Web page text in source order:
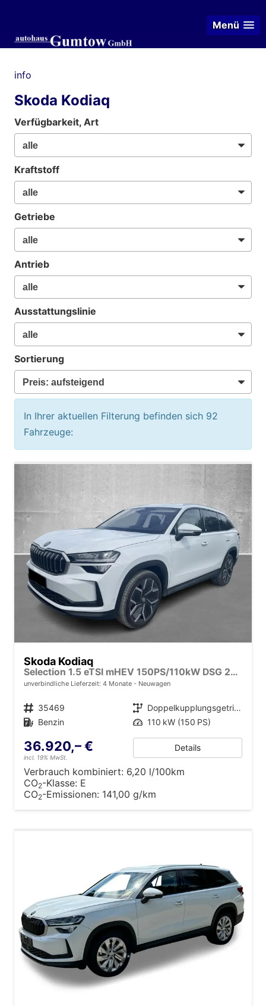
Menü
info
Skoda Kodiaq
Verfügbarkeit, Art
Kraftstoff
Getriebe
Antrieb
Ausstattungslinie
Sortierung
In Ihrer aktuellen Filterung befinden sich 92
Fahrzeuge:
Skoda Kodiaq
Selection 1.5 eTSI mHEV 150PS/110kW DSG 2026
unverbindliche Lieferzeit: 4 Monate Neuwagen
Fahrzeugnr. 35469 Getriebe
Doppelkupplungsgetriebe (DSG)
Kraftstoff Benzin Leistung 110 kW (150 PS)
36.920,– €
incl. 19% MwSt.
Details
Verbrauch kombiniert: 6,20 l/100km
CO2-Klasse: E
CO2-Emissionen: 141,00 g/km